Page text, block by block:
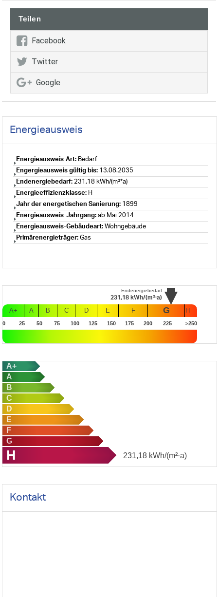
Teilen
Facebook
Twitter
Google
Energieausweis
Energieausweis-Art: Bedarf
Engergieausweis gültig bis: 13.08.2035
Endenergiebedarf: 231,18 kWh/(m²*a)
Energieeffizienzklasse: H
Jahr der energetischen Sanierung: 1899
Energieausweis-Jahrgang: ab Mai 2014
Energieausweis-Gebäudeart: Wohngebäude
Primärenergieträger: Gas
Endenergiebedarf
231,18 kWh/(m²·a)
A+ A B C D E F G H
0 25 50 75 100 125 150 175 200 225 >250
A+
A
B
C
D
E
F
G
H 231,18 kWh/(m²·a)
Kontakt